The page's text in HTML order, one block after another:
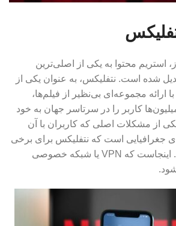
استریم محتوا به یکی از اصلی‌ترین
شده است. نتفلیکس، به عنوان یکی از
ارائه مجموعه‌ای بی‌نظیر از فیلم‌ها،
کاربر را در سرتاسر جهان به خود
از مشکلات اصلی که کاربران با آن
جغرافیایی است که نتفلیکس برای برخی
محتواها اعمال می‌کند. اینجاست که VPN یا شبکه خصوصی